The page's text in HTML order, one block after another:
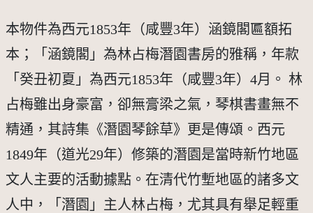
本物件為西元1853年（咸豐3年）涵鏡閣匾額拓
本；「涵鏡閣」為林占梅潛園書房的雅稱，年款
「癸丑初夏」為西元1853年（咸豐3年）4月。 林
占梅雖出身豪富，卻無膏梁之氣，琴棋書畫無不
精通，其詩集《潛園琴餘草》更是傳頌。西元
1849年（道光29年）修築的潛園是當時新竹地區
文人主要的活動據點。在清代竹塹地區的諸多文
人中，「潛園」主人林占梅，尤其具有舉足輕重